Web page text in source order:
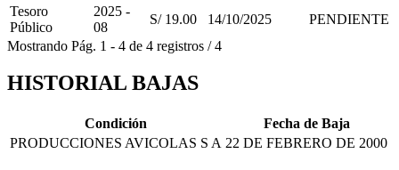
Tesoro
Público
2025 -
08
S/ 19.00 14/10/2025
PENDIENTE
Mostrando Pág. 1 - 4 de 4 registros /4
HISTORIAL BAJAS
Condición
Fecha de Baja
PRODUCCIONES AVICOLAS S A 22 DE FEBRERO DE 2000